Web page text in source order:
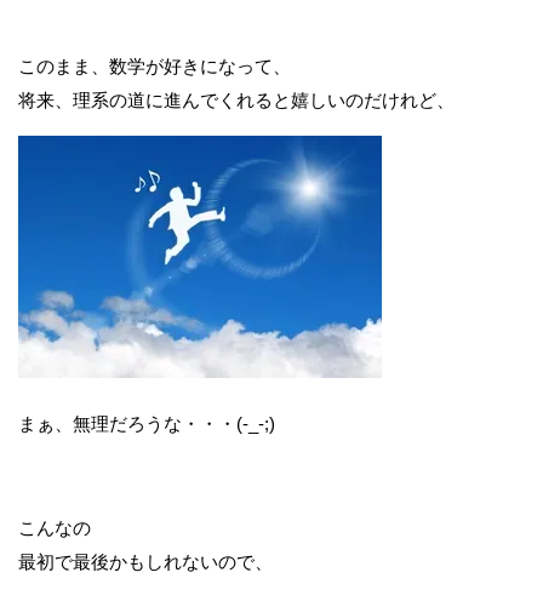
このまま、数学が好きになって、
将来、理系の道に進んでくれると嬉しいのだけれど、
まぁ、無理だろうな・・・(-_-;)
こんなの
最初で最後かもしれないので、